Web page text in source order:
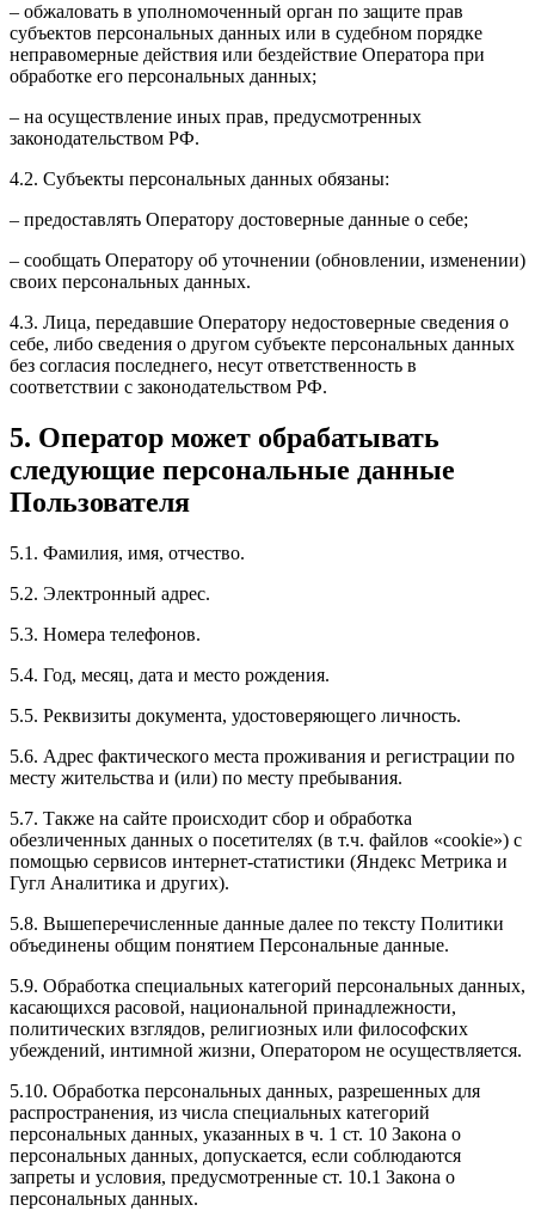
– обжаловать в уполномоченный орган по защите прав
субъектов персональных данных или в судебном порядке
неправомерные действия или бездействие Оператора при
обработке его персональных данных;
– на осуществление иных прав, предусмотренных
законодательством РФ.
4.2. Субъекты персональных данных обязаны:
– предоставлять Оператору достоверные данные о себе;
– сообщать Оператору об уточнении (обновлении, изменении)
своих персональных данных.
4.3. Лица, передавшие Оператору недостоверные сведения о
себе, либо сведения о другом субъекте персональных данных
без согласия последнего, несут ответственность в
соответствии с законодательством РФ.
5. Оператор может обрабатывать
следующие персональные данные
Пользователя
5.1. Фамилия, имя, отчество.
5.2. Электронный адрес.
5.3. Номера телефонов.
5.4. Год, месяц, дата и место рождения.
5.5. Реквизиты документа, удостоверяющего личность.
5.6. Адрес фактического места проживания и регистрации по
месту жительства и (или) по месту пребывания.
5.7. Также на сайте происходит сбор и обработка
обезличенных данных о посетителях (в т.ч. файлов «cookie») с
помощью сервисов интернет-статистики (Яндекс Метрика и
Гугл Аналитика и других).
5.8. Вышеперечисленные данные далее по тексту Политики
объединены общим понятием Персональные данные.
5.9. Обработка специальных категорий персональных данных,
касающихся расовой, национальной принадлежности,
политических взглядов, религиозных или философских
убеждений, интимной жизни, Оператором не осуществляется.
5.10. Обработка персональных данных, разрешенных для
распространения, из числа специальных категорий
персональных данных, указанных в ч. 1 ст. 10 Закона о
персональных данных, допускается, если соблюдаются
запреты и условия, предусмотренные ст. 10.1 Закона о
персональных данных.